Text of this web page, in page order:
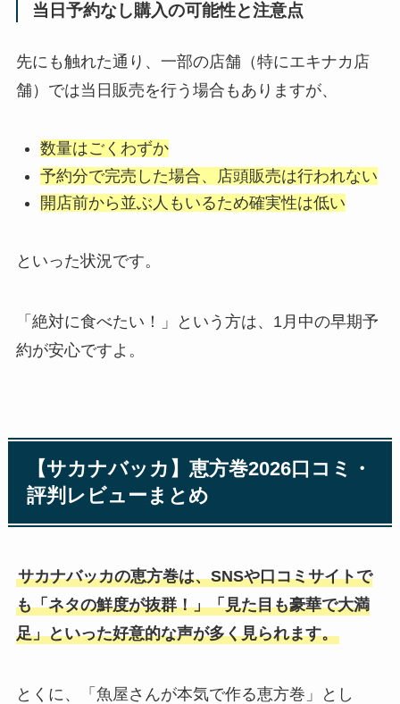
当日予約なし購入の可能性と注意点
先にも触れた通り、一部の店舗（特にエキナカ店
舗）では当日販売を行う場合もありますが、
数量はごくわずか
予約分で完売した場合、店頭販売は行われない
開店前から並ぶ人もいるため確実性は低い
といった状況です。
「絶対に食べたい！」という方は、1月中の早期予
約が安心ですよ。
【サカナバッカ】恵方巻2026口コミ・
評判レビューまとめ
サカナバッカの恵方巻は、SNSや口コミサイトで
も「ネタの鮮度が抜群！」「見た目も豪華で大満
足」といった好意的な声が多く見られます。
とくに、「魚屋さんが本気で作る恵方巻」とし